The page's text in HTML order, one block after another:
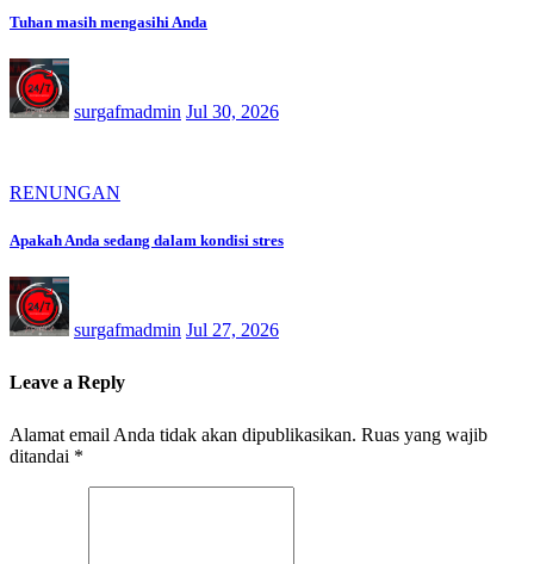
Tuhan masih mengasihi Anda
surgafmadmin Jul 30, 2026
RENUNGAN
Apakah Anda sedang dalam kondisi stres
surgafmadmin Jul 27, 2026
Leave a Reply
Alamat email Anda tidak akan dipublikasikan. Ruas yang wajib
ditandai *